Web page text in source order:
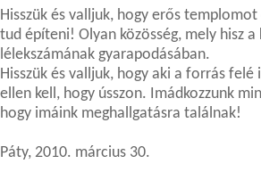
Hisszük és valljuk, hogy erős templomot
tud építeni! Olyan közösség, mely hisz
lélekszámának gyarapodásában.
Hisszük és valljuk, hogy aki a forrás felé
ellen kell, hogy ússzon. Imádkozzunk
hogy imáink meghallgatásra találnak!
Páty, 2010. március 30.